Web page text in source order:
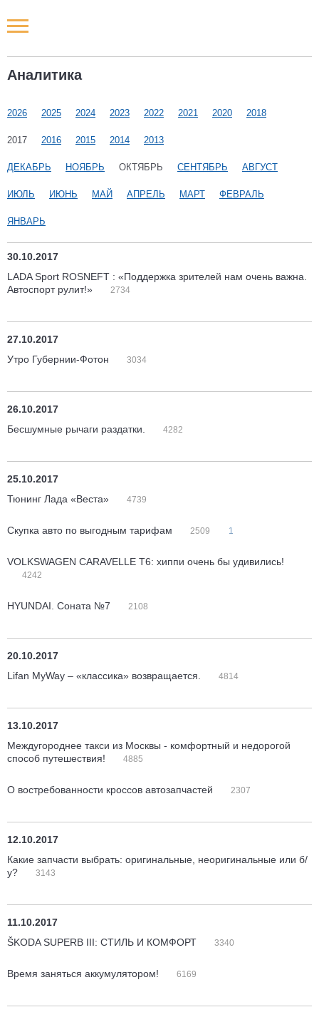
Аналитика
2026 2025 2024 2023 2022 2021 2020 2018
2017 2016 2015 2014 2013
ДЕКАБРЬ НОЯБРЬ ОКТЯБРЬ СЕНТЯБРЬ АВГУСТ
ИЮЛЬ ИЮНЬ МАЙ АПРЕЛЬ МАРТ ФЕВРАЛЬ
ЯНВАРЬ
30.10.2017
LADA Sport ROSNEFT : «Поддержка зрителей нам очень важна.
Автоспорт рулит!»
2734
27.10.2017
Утро Губернии-Фотон
3034
26.10.2017
Бесшумные рычаги раздатки.
4282
25.10.2017
Тюнинг Лада «Веста»
4739
Скупка авто по выгодным тарифам 2509 1
VOLKSWAGEN CARAVELLE Т6: хиппи очень бы удивились!
4242
HYUNDAI. Соната №7 2108
20.10.2017
Lifan MyWay – «классика» возвращается.
4814
13.10.2017
Междугороднее такси из Москвы - комфортный и недорогой
способ путешествия!
4885
О востребованности кроссов автозапчастей 2307
12.10.2017
Какие запчасти выбрать: оригинальные, неоригинальные или б/
у?
3143
11.10.2017
ŠKODA SUPERB III: СТИЛЬ И КОМФОРТ
3340
Время заняться аккумулятором! 6169
Новости РФ
Наши мероприятия
Статьи